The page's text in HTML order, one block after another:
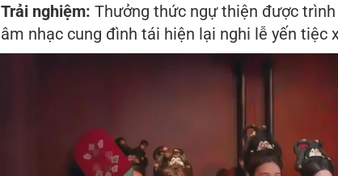
Trải nghiệm: Thưởng thức ngự thiện được
âm nhạc cung đình tái hiện lại nghi lễ yến tiệc